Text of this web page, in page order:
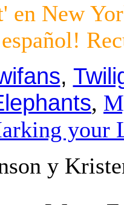
en New
,
,
your
y